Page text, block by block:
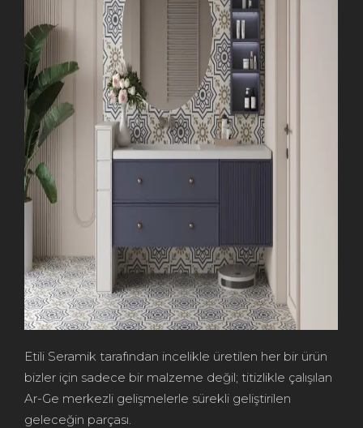
Etili Seramik tarafından incelikle üretilen her bir ürün
bizler için sadece bir malzeme değil; titizlikle çalışılan
Ar-Ge merkezli gelişmelerle sürekli geliştirilen
geleceğin parçası.